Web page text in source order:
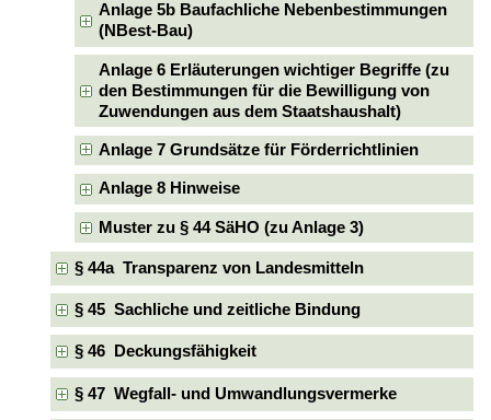
Anlage 5b Baufachliche Nebenbestimmungen
(NBest-Bau)
Anlage 6 Erläuterungen wichtiger Begriffe (zu
den Bestimmungen für die Bewilligung von
Zuwendungen aus dem Staatshaushalt)
Anlage 7 Grundsätze für Förderrichtlinien
Anlage 8 Hinweise
Muster zu § 44 SäHO (zu Anlage 3)
§ 44a Transparenz von Landesmitteln
§ 45 Sachliche und zeitliche Bindung
§ 46 Deckungsfähigkeit
§ 47 Wegfall- und Umwandlungsvermerke